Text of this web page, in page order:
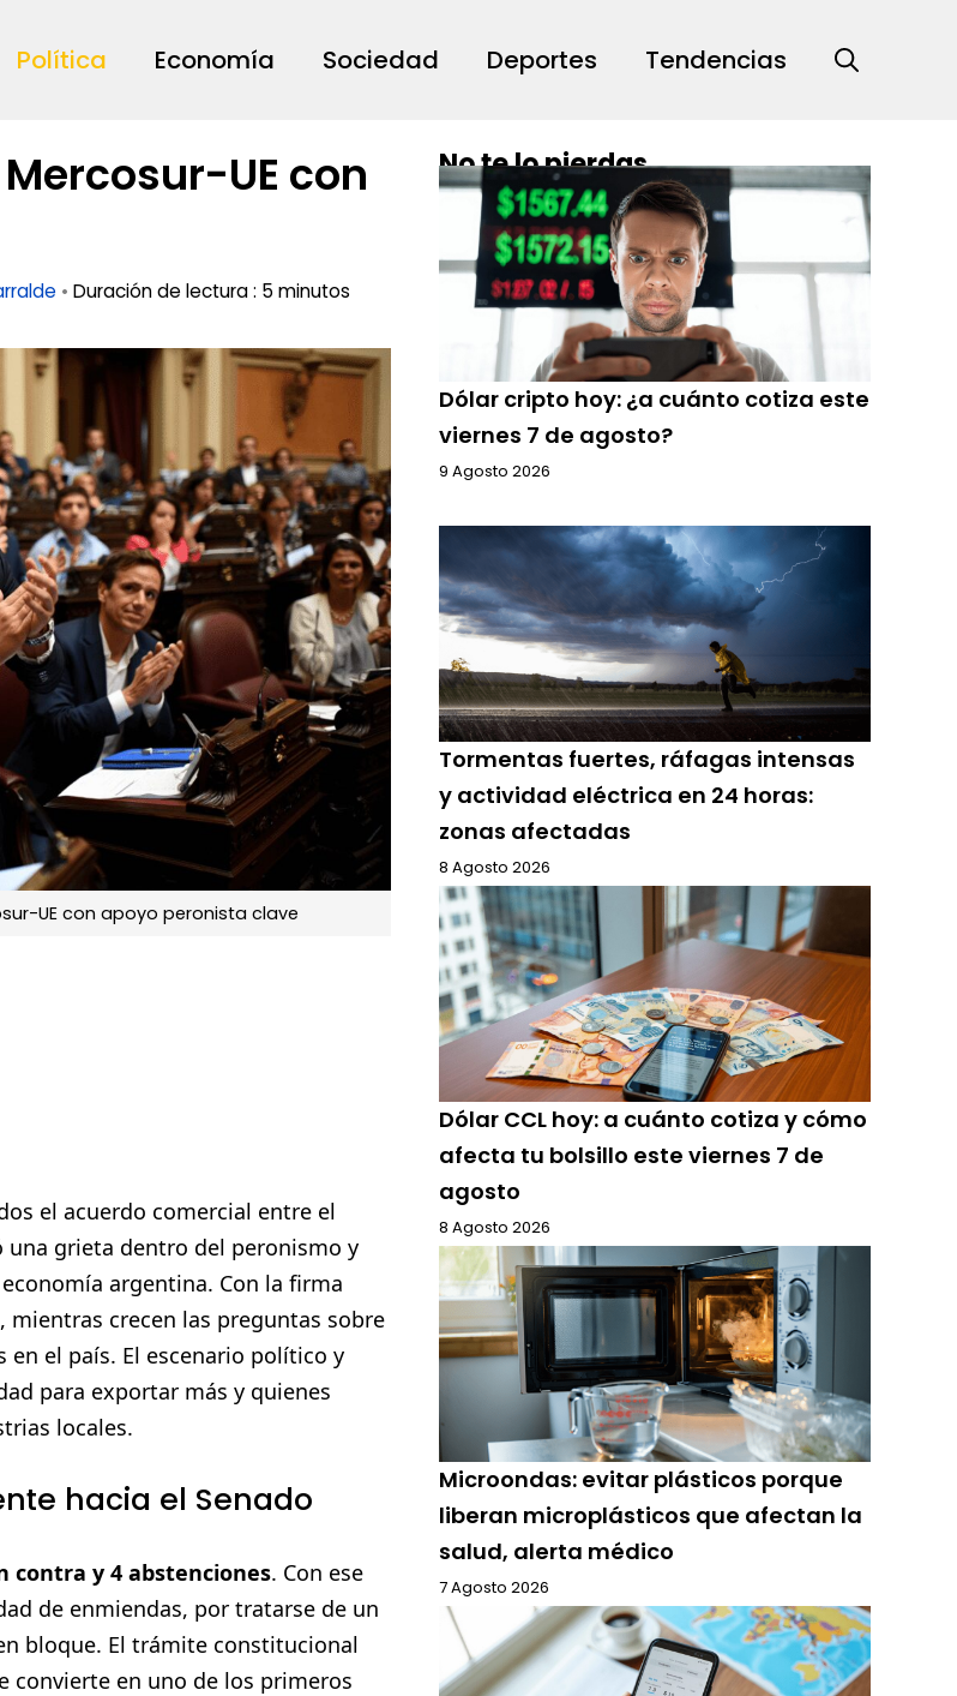
Política Economía Sociedad Deportes Tendencias
UE con
• Duración de lectura : 5 minutos
UE con apoyo peronista clave
el acuerdo comercial entre el
una grieta dentro del peronismo y
argentina. Con la firma
mientras crecen las preguntas sobre
en el país. El escenario político y
para exportar más y quienes
locales.
hacia el Senado
contra y 4 abstenciones. Con ese
de enmiendas, por tratarse de un
bloque. El trámite constitucional
convierte en uno de los primeros
No te lo pierdas
Dólar cripto hoy: ¿a cuánto cotiza este
viernes 7 de agosto?
9 Agosto 2026
Tormentas fuertes, ráfagas intensas
y actividad eléctrica en 24 horas:
zonas afectadas
8 Agosto 2026
Dólar CCL hoy: a cuánto cotiza y cómo
afecta tu bolsillo este viernes 7 de
agosto
8 Agosto 2026
Microondas: evitar plásticos porque
liberan microplásticos que afectan la
salud, alerta médico
7 Agosto 2026